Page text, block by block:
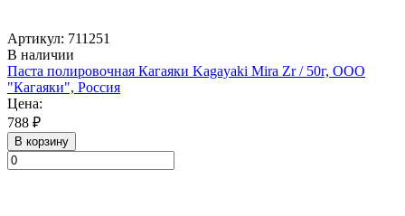
Артикул: 711251
В наличии
Паста полировочная Кагаяки Kagayaki Mira Zr / 50г, ООО
"Кагаяки", Россия
Цена:
788 ₽
В корзину